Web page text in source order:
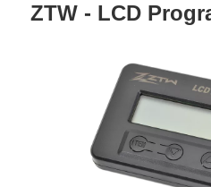
ZTW - LCD